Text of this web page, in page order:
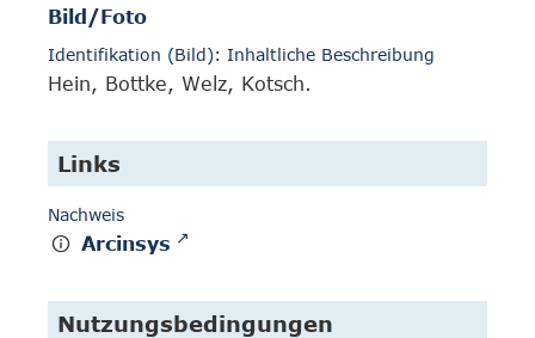
Bild/Foto
Identifikation (Bild): Inhaltliche Beschreibung
Hein, Bottke, Welz, Kotsch.
Links
Nachweis
Arcinsys
Nutzungsbedingungen